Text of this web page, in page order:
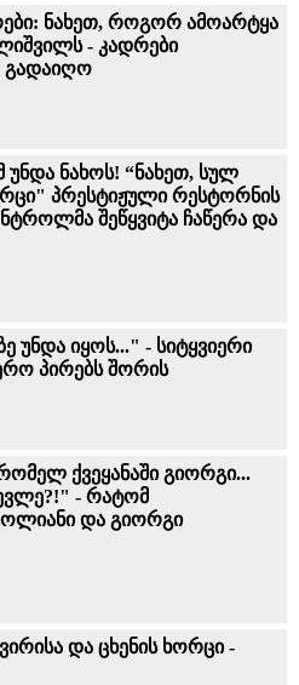
ნახეთ, როგორ ამოარტყა
- კადრები
გადაიღო
უნდა ნახოს! “ნახეთ, სულ
პრესტიჟული რესტორნის
შეწყვიტა ჩაწერა და
უნდა იყოს..." - სიტყვიერი
პირებს შორის
ქვეყანაში გიორგი...
- რატომ
და გიორგი
და ცხენის ხორცი -